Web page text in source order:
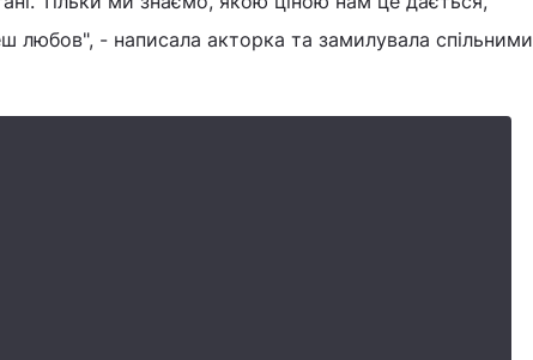
любов", - написала акторка та замилувала спільними